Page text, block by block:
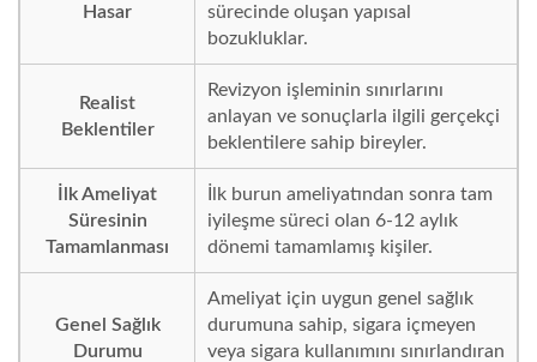
Hasar
sürecinde oluşan yapısal
bozukluklar.
Realist
Beklentiler
Revizyon işleminin sınırlarını
anlayan ve sonuçlarla ilgili gerçekçi
beklentilere sahip bireyler.
İlk Ameliyat
Süresinin
Tamamlanması
İlk burun ameliyatından sonra tam
iyileşme süreci olan 6-12 aylık
dönemi tamamlamış kişiler.
Genel Sağlık
Durumu
Ameliyat için uygun genel sağlık
durumuna sahip, sigara içmeyen
veya sigara kullanımını sınırlandıran